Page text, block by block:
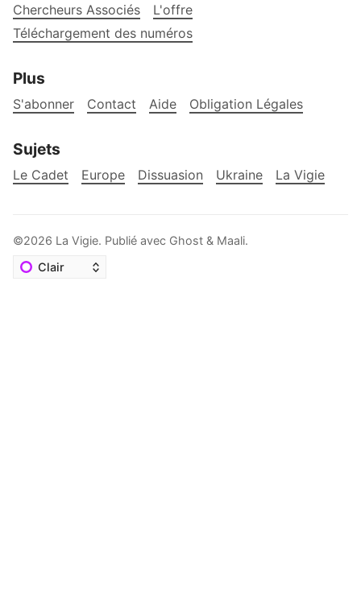
Chercheurs Associés
L'offre
Téléchargement des numéros
Plus
S'abonner Contact Aide Obligation Légales
Sujets
Le Cadet Europe Dissuasion Ukraine La Vigie
©2026 La Vigie. Publié avec Ghost & Maali.